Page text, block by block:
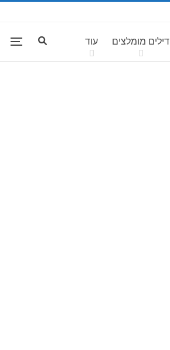
דילים מומלצים עוד